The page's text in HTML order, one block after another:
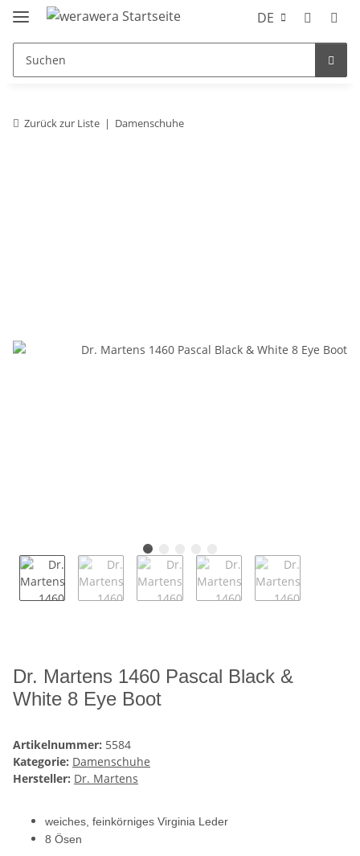
DE
Zurück zur Liste Damenschuhe
Dr. Martens 1460 Pascal Black &
White 8 Eye Boot
Artikelnummer: 5584
Kategorie: Damenschuhe
Hersteller: Dr. Martens
weiches, feinkörniges Virginia Leder
8 Ösen